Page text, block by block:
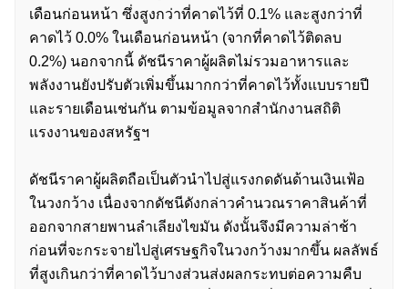
เดือนก่อนหน้า ซึ่งสูงกว่าที่คาดไว้ที่ 0.1% และสูงกว่าที่
คาดไว้ 0.0% ในเดือนก่อนหน้า (จากที่คาดไว้ติดลบ
0.2%) นอกจากนี้ ดัชนีราคาผู้ผลิตไม่รวมอาหารและ
พลังงานยังปรับตัวเพิ่มขึ้นมากกว่าที่คาดไว้ทั้งแบบรายปี
และรายเดือนเช่นกัน ตามข้อมูลจากสำนักงานสถิติ
แรงงานของสหรัฐฯ
ดัชนีราคาผู้ผลิตถือเป็นตัวนำไปสู่แรงกดดันด้านเงินเฟ้อ
ในวงกว้าง เนื่องจากดัชนีดังกล่าวคำนวณราคาสินค้าที่
ออกจากสายพานลำเลียงไขมัน ดังนั้นจึงมีความล่าช้า
ก่อนที่จะกระจายไปสู่เศรษฐกิจในวงกว้างมากขึ้น ผลลัพธ์
ที่สูงเกินกว่าที่คาดไว้บางส่วนส่งผลกระทบต่อความคืบ